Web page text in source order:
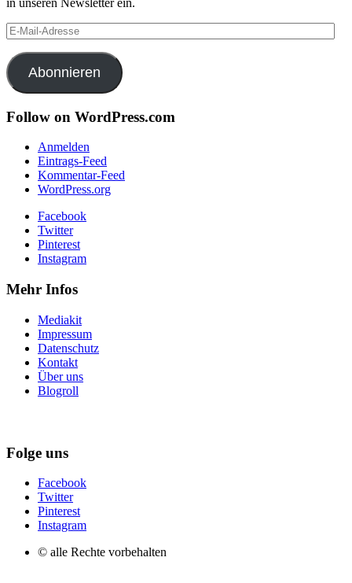
in unseren Newsletter ein.
E-
Mail-
Adresse
Abonnieren
Follow on WordPress.com
Anmelden
Eintrags-Feed
Kommentar-Feed
WordPress.org
Facebook
Twitter
Pinterest
Instagram
Mehr Infos
Mediakit
Impressum
Datenschutz
Kontakt
Über uns
Blogroll
Folge uns
Facebook
Twitter
Pinterest
Instagram
© alle Rechte vorbehalten